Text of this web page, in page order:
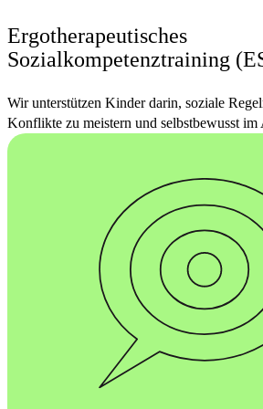
Ergotherapeutisches
Sozialkompetenztraining
Wir unterstützen Kinder darin, soziale
Konflikte zu meistern und selbstbewusst im
Das Training richtet sich an 7–10-Jährige
Sozialverhalten – in Schule, Familie oder
Kinder soziale Regeln sicher anwenden,
lösen und angemessen mit Emotionen
In Gruppen von jeweils 6 Kindern üben sie
spielerisch und vertiefen das Gelernte durch